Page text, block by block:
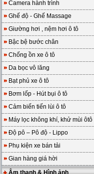
Camera hành trình
Ghế độ - Ghế Massage
Giường hơi , nệm hơi ô tô
Bậc bệ bước chân
Chống ồn xe ô tô
Da bọc vô lăng
Bạt phủ xe ô tô
Bơm lốp - Hút bụi ô tô
Cảm biến tiến lùi ô tô
Máy lọc không khí, khử mùi ôtô
Độ pô – Pô độ - Lippo
Phụ kiện xe bán tải
Gian hàng giá hời
Âm thanh & Hình ảnh